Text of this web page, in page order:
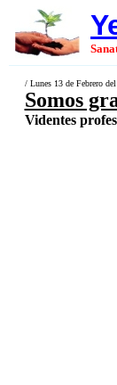
/ Lunes 13 de Febrero
Somos
Videntes